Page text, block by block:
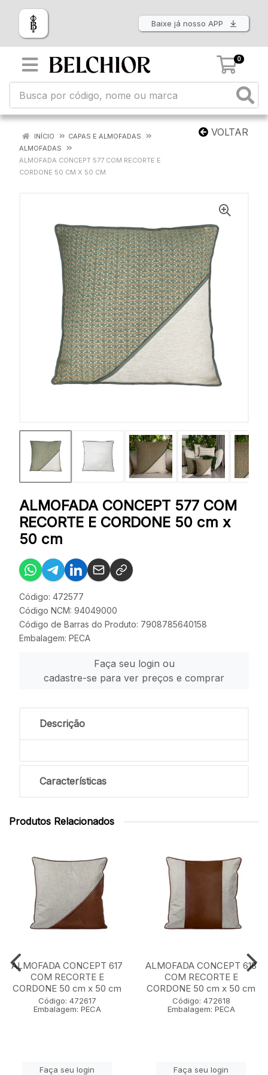
Baixe já nosso APP
0
VOLTAR
INÍCIO
CAPAS E ALMOFADAS
ALMOFADAS
ALMOFADA CONCEPT 577 COM RECORTE E
CORDONE 50 CM X 50 CM
ALMOFADA CONCEPT 577 COM
RECORTE E CORDONE 50 cm x
50 cm
Código: 472577
Código NCM: 94049000
Código de Barras do Produto: 7908785640158
Embalagem: PECA
Faça seu login ou
cadastre-se para ver preços e comprar
Descrição
Características
Produtos Relacionados
ALMOFADA CONCEPT 617
COM RECORTE E
CORDONE 50 cm x 50 cm
Código: 472617
Embalagem: PECA
Faça seu login
ALMOFADA CONCEPT 618
COM RECORTE E
CORDONE 50 cm x 50 cm
Código: 472618
Embalagem: PECA
Faça seu login